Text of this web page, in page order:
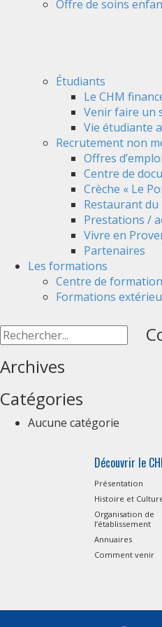
Offre de soins
Étudiants
Le CHM
Venir faire un
Vie étudiante
Recrutement non
Offres
Centre de
Crèche « Le
Restaurant
Prestations /
Vivre en
Partenaires
Les formations
Centre de formation
Formations
Archives
Catégories
Aucune catégorie
Découvrir le
Présentation
Histoire et
Organisation de
l’établissement
Annuaires
Comment venir